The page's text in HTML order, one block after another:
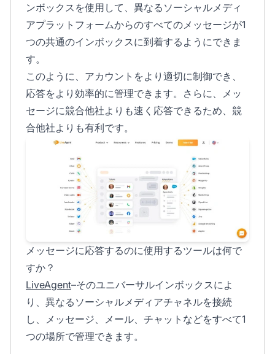
ンボックスを使用して、異なるソーシャルメディ
アプラットフォームからのすべてのメッセージが1
つの共通のインボックスに到着するようにできま
す。
このように、アカウントをより適切に制御でき、
応答をより効率的に管理できます。さらに、メッ
セージに競合他社よりも速く応答できるため、競
合他社よりも有利です。
メッセージに応答するのに使用するツールは何で
すか？
LiveAgent–そのユニバーサルインボックスによ
り、異なるソーシャルメディアチャネルを接続
し、メッセージ、メール、チャットなどをすべて1
つの場所で管理できます。